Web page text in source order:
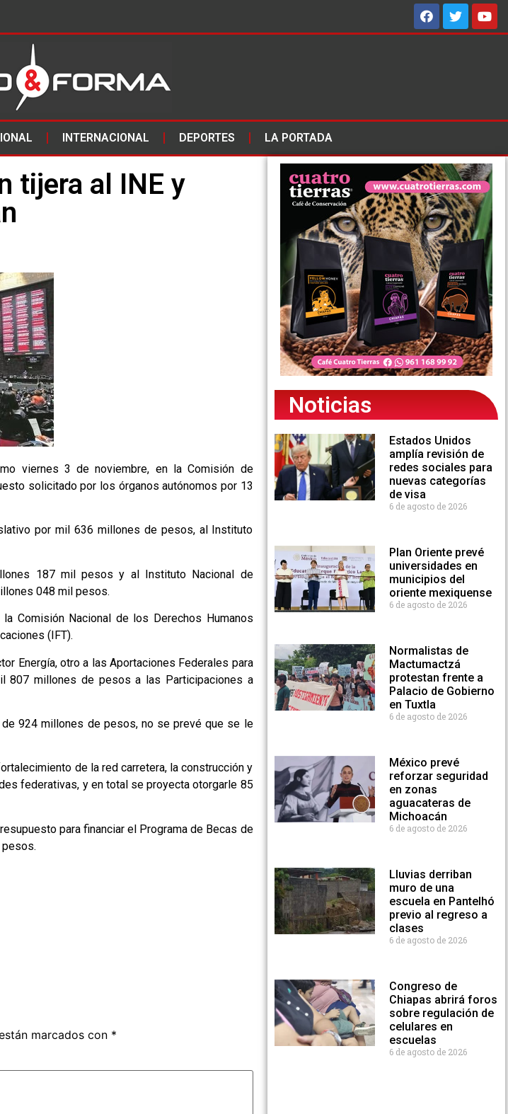
INTERNACIONAL DEPORTES LA PORTADA
tijera al INE y
viernes 3 de noviembre, en la Comisión de
solicitado por los órganos autónomos por 13
por mil 636 millones de pesos, al Instituto
187 mil pesos y al Instituto Nacional de
048 mil pesos.
Comisión Nacional de los Derechos Humanos
(IFT).
Energía, otro a las Aportaciones Federales para
807 millones de pesos a las Participaciones a
924 millones de pesos, no se prevé que se le
de la red carretera, la construcción y
federativas, y en total se proyecta otorgarle 85
para financiar el Programa de Becas de
pesos.
marcados con *
Noticias
Estados Unidos
amplía revisión de
redes sociales para
nuevas categorías
de visa
6 de agosto de 2026
Plan Oriente prevé
universidades en
municipios del
oriente mexiquense
6 de agosto de 2026
Normalistas de
Mactumactzá
protestan frente a
Palacio de Gobierno
en Tuxtla
6 de agosto de 2026
México prevé
reforzar seguridad
en zonas
aguacateras de
Michoacán
6 de agosto de 2026
Lluvias derriban
muro de una
escuela en Pantelhó
previo al regreso a
clases
6 de agosto de 2026
Congreso de
Chiapas abrirá foros
sobre regulación de
celulares en
escuelas
6 de agosto de 2026